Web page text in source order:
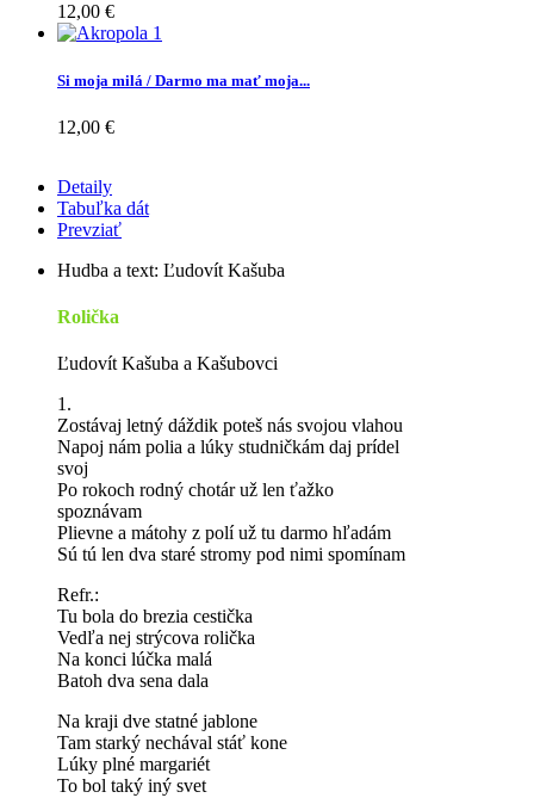
12,00 €
Si moja milá / Darmo ma mať moja...
12,00 €
Detaily
Tabuľka dát
Prevziať
Hudba a text: Ľudovít Kašuba
Rolička
Ľudovít Kašuba a Kašubovci
1.
Zostávaj letný dáždik poteš nás svojou vlahou
Napoj nám polia a lúky studničkám daj prídel
svoj
Po rokoch rodný chotár už len ťažko
spoznávam
Plievne a mátohy z polí už tu darmo hľadám
Sú tú len dva staré stromy pod nimi spomínam
Refr.:
Tu bola do brezia cestička
Vedľa nej strýcova rolička
Na konci lúčka malá
Batoh dva sena dala
Na kraji dve statné jablone
Tam starký nechával stáť kone
Lúky plné margariét
To bol taký iný svet